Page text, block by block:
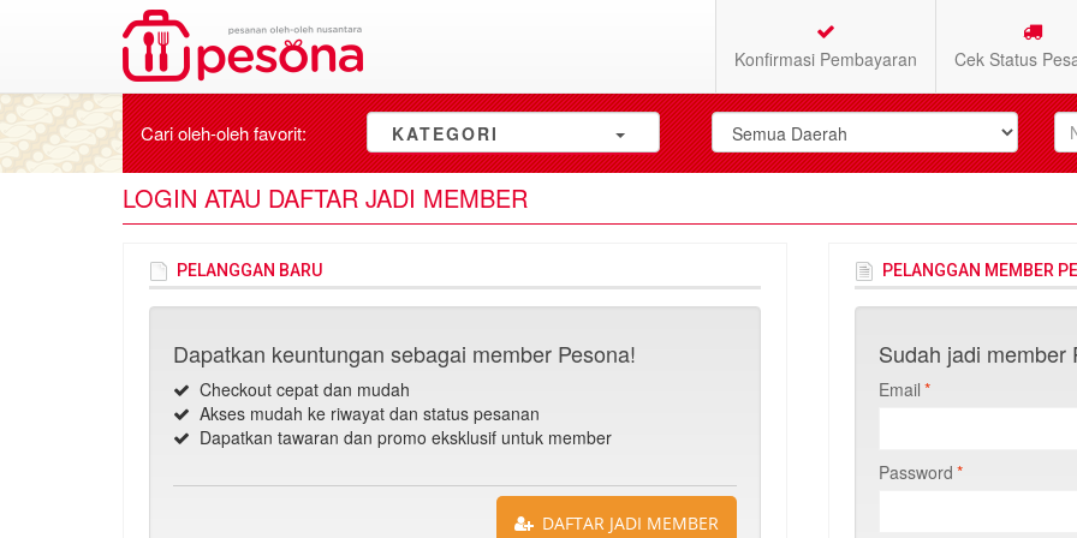
Konfirmasi Pembayaran Cek Status
Cari oleh-olehfavorit: KATEGORI
LOGIN ATAU DAFTAR JADI MEMBER
PELANGGAN BARU
Dapatkan keuntungan sebagai member Pesona!
Checkout cepat dan mudah
Akses mudah ke riwayat dan status pesanan
Dapatkan tawaran dan promo eksklusif untuk member
DAFTAR JADI MEMBER
PELANGGAN MEMBER
Sudah jadi member
*
Email
*
Password